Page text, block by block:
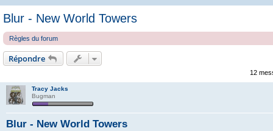
Blur - New World Towers
Règles du forum
Répondre
12
Tracy Jacks
Bugman
Blur - New World Towers